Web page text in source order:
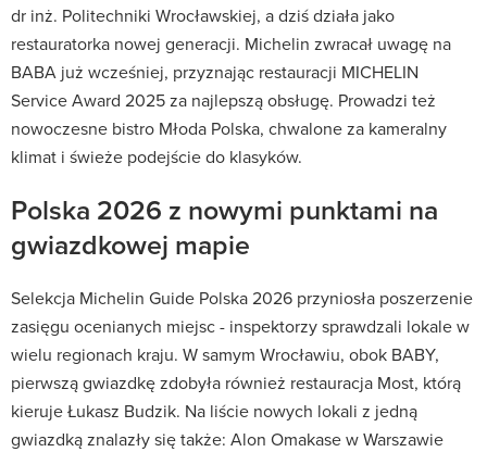
dr inż. Politechniki Wrocławskiej, a dziś działa jako
restauratorka nowej generacji. Michelin zwracał uwagę na
BABA już wcześniej, przyznając restauracji MICHELIN
Service Award 2025 za najlepszą obsługę. Prowadzi też
nowoczesne bistro Młoda Polska, chwalone za kameralny
klimat i świeże podejście do klasyków.
Polska 2026 z nowymi punktami na
gwiazdkowej mapie
Selekcja Michelin Guide Polska 2026 przyniosła poszerzenie
zasięgu ocenianych miejsc - inspektorzy sprawdzali lokale w
wielu regionach kraju. W samym Wrocławiu, obok BABY,
pierwszą gwiazdkę zdobyła również restauracja Most, którą
kieruje Łukasz Budzik. Na liście nowych lokali z jedną
gwiazdką znalazły się także: Alon Omakase w Warszawie